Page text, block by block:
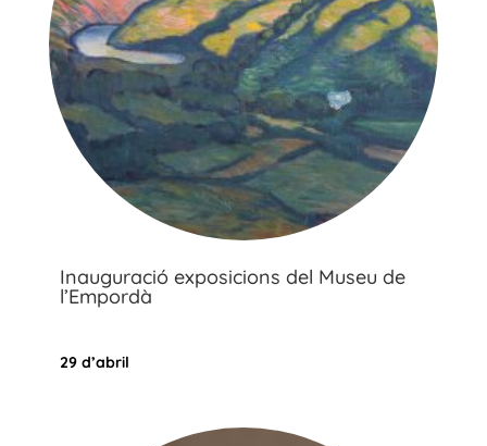
Inauguració exposicions del Museu de
l’Empordà
29 d’abril